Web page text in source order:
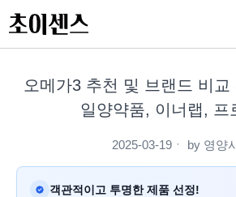
오메가3 추천 및 브랜드 비교
일양약품, 이너랩, 프
2025-03-19ㆍ by 영양
객관적이고 투명한 제품 선정!